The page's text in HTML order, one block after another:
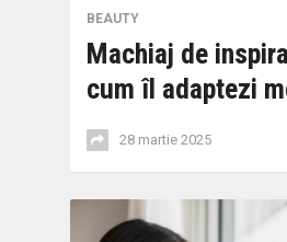
BEAUTY
Machiaj de
cum îl adaptezi
28 martie 2025